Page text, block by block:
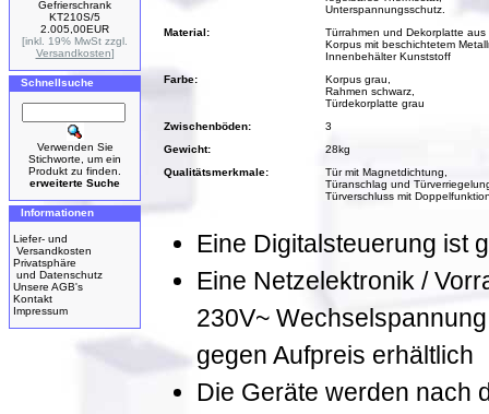
Gefrierschrank
KT210S/5
2.005,00EUR
[inkl. 19% MwSt zzgl.
Versandkosten]
Schnellsuche
Verwenden Sie
Stichworte, um ein
Produkt zu finden.
erweiterte Suche
Informationen
Liefer- und
Versandkosten
Privatsphäre
und Datenschutz
Unsere AGB's
Kontakt
Impressum
Unterspannungsschutz.
Material:
Türrahmen und Dekorplatte
Korpus mit beschichtetem
Innenbehälter Kunststoff
Farbe:
Korpus grau,
Rahmen schwarz,
Türdekorplatte grau
Zwischenböden:
3
Gewicht:
28kg
Qualitätsmerkmale:
Tür mit Magnetdichtung,
Türanschlag und
Türverschluss mit
Eine Digitalsteuerung ist
Eine Netzelektronik /
230V~
gegen Aufpreis erhältlich
Die Geräte werden nach